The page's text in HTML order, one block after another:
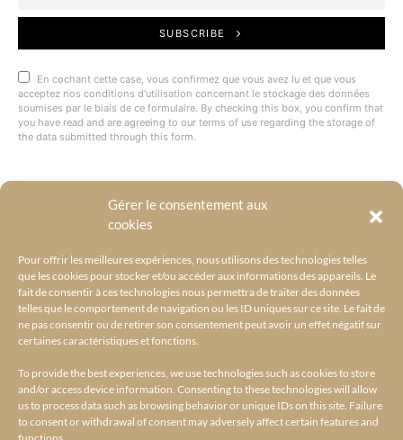
Gérer le consentement aux
cookies
Pour offrir les meilleures expériences, nous utilisons des technologies telles
que les cookies pour stocker et/ou accéder aux informations des appareils. Le
fait de consentir à ces technologies nous permettra de traiter des données
telles que le comportement de navigation ou les ID uniques sur ce site. Le fait de
ne pas consentir ou de retirer son consentement peut avoir un effet négatif sur
certaines caractéristiques et fonctions.
To provide the best experiences, we use technologies such as cookies to store
and/or access device information. Consenting to these technologies will allow
us to process data such as browsing behavior or unique IDs on this site. Failure
to consent or withdrawal of consent may adversely affect certain features and
SUBSCRIBE
En cochant cette case, vous confirmez que vous avez lu et que vous
acceptez nos conditions d'utilisation concernant le stockage des données
soumises par le biais de ce formulaire. By checking this box, you confirm that
you have read and are agreeing to our terms of use regarding the storage of
the data submitted through this form.
@BYRACKEL